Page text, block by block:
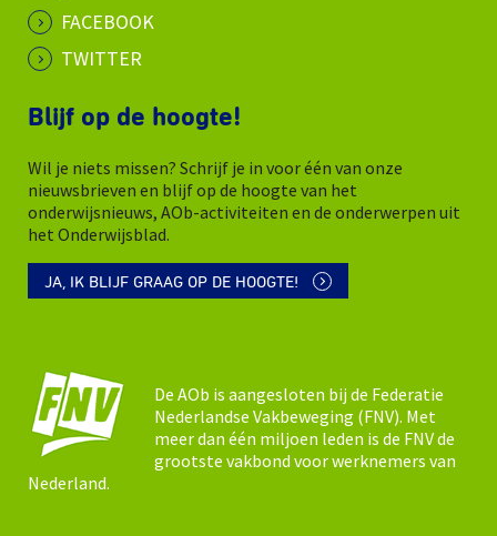
FACEBOOK
TWITTER
Blijf op de hoogte!
Wil je niets missen? Schrijf je in voor één van onze
nieuwsbrieven en blijf op de hoogte van het
onderwijsnieuws, AOb-activiteiten en de onderwerpen uit
het Onderwijsblad.
JA, IK BLIJF GRAAG OP DE HOOGTE!
De AOb is aangesloten bij de Federatie
Nederlandse Vakbeweging (FNV). Met
meer dan één miljoen leden is de FNV de
grootste vakbond voor werknemers van
Nederland.